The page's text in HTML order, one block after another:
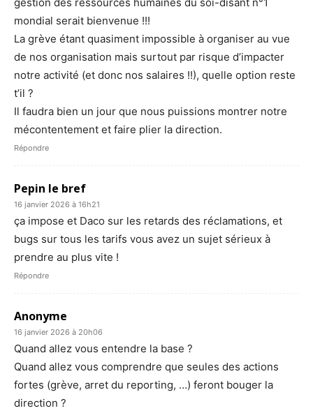
mondial serait bienvenue !!!
La grève étant quasiment impossible à organiser au vue
de nos organisation mais surtout par risque d’impacter
notre activité (et donc nos salaires !!), quelle option reste
t’il ?
Il faudra bien un jour que nous puissions montrer notre
mécontentement et faire plier la direction.
Répondre
Pepin le bref
16 janvier 2026 à 16h21
ça impose et Daco sur les retards des réclamations, et
bugs sur tous les tarifs vous avez un sujet sérieux à
prendre au plus vite !
Répondre
Anonyme
16 janvier 2026 à 20h06
Quand allez vous entendre la base ?
Quand allez vous comprendre que seules des actions
fortes (grève, arret du reporting, …) feront bouger la
direction ?